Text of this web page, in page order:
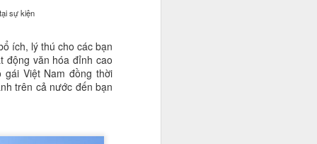
sự kiện
ích, lý thú cho các bạn
động văn hóa đỉnh cao
Việt Nam đồng thời
trên cả nước đến bạn